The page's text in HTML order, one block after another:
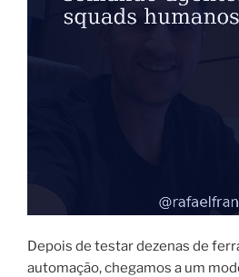
Depois de testar dezenas de
automação, chegamos a um